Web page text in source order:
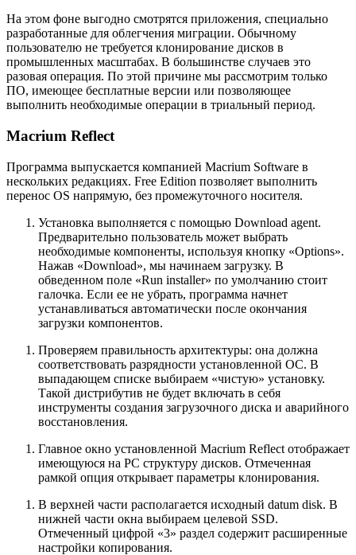
На этом фоне выгодно смотрятся приложения, специально
разработанные для облегчения миграции. Обычному
пользователю не требуется клонирование дисков в
промышленных масштабах. В большинстве случаев это
разовая операция. По этой причине мы рассмотрим только
ПО, имеющее бесплатные версии или позволяющее
выполнить необходимые операции в триальный период.
Macrium Reflect
Программа выпускается компанией Macrium Software в
нескольких редакциях. Free Edition позволяет выполнить
перенос ОS напрямую, без промежуточного носителя.
Установка выполняется с помощью Download agent.
Предварительно пользователь может выбрать
необходимые компоненты, используя кнопку «Options».
Нажав «Download», мы начинаем загрузку. В
обведенном поле «Run installer» по умолчанию стоит
галочка. Если ее не убрать, программа начнет
устанавливаться автоматически после окончания
загрузки компонентов.
Проверяем правильность архитектуры: она должна
соответствовать разрядности установленной ОС. В
выпадающем списке выбираем «чистую» установку.
Такой дистрибутив не будет включать в себя
инструменты создания загрузочного диска и аварийного
восстановления.
Главное окно установленной Macrium Reflect отображает
имеющуюся на PC структуру дисков. Отмеченная
рамкой опция открывает параметры клонирования.
В верхней части располагается исходный datum disk. В
нижней части окна выбираем целевой SSD.
Отмеченный цифрой «3» раздел содержит расширенные
настройки копирования.